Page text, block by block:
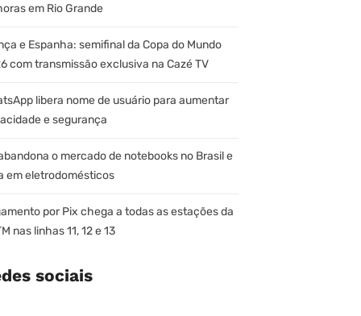
em Rio Grande
e Espanha: semifinal da Copa do Mundo
com transmissão exclusiva na Cazé TV
libera nome de usuário para aumentar
e segurança
o mercado de notebooks no Brasil e
em eletrodomésticos
por Pix chega a todas as estações da
nas linhas 11, 12 e 13
sociais